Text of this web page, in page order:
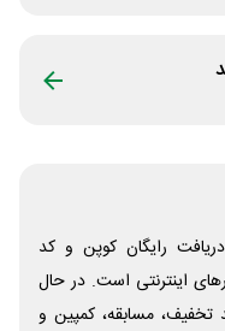
رایگان کوپن و کد
اینترنتی است. در حال
تخفیف، مسابقه، کمپین و